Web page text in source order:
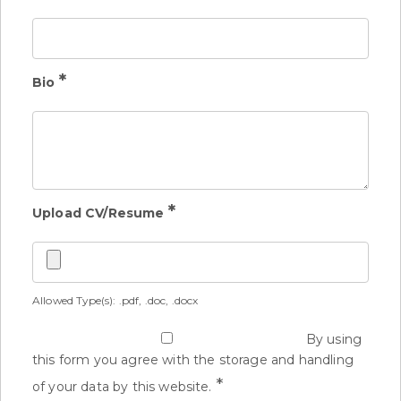
Bio *
Upload CV/Resume *
Allowed Type(s): .pdf, .doc, .docx
By using
this form you agree with the storage and handling
of your data by this website. *